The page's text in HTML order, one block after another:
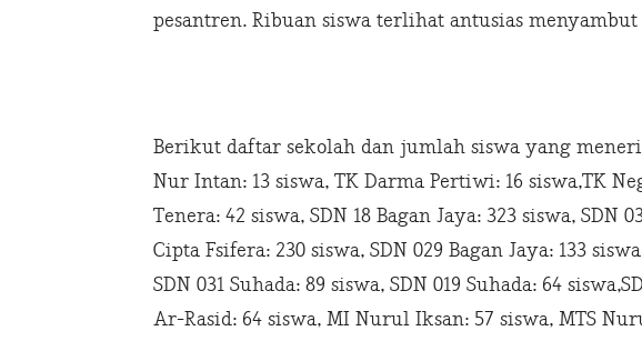
pesantren. Ribuan siswa terlihat antusias
Berikut daftar sekolah dan jumlah siswa yang
Nur Intan: 13 siswa, TK Darma Pertiwi: 16 siswa,TK
Tenera: 42 siswa, SDN 18 Bagan Jaya: 323 siswa, SDN
Cipta Fsifera: 230 siswa, SDN 029 Bagan Jaya: 133
SDN 031 Suhada: 89 siswa, SDN 019 Suhada: 64
Ar-Rasid: 64 siswa, MI Nurul Iksan: 57 siswa, MTS